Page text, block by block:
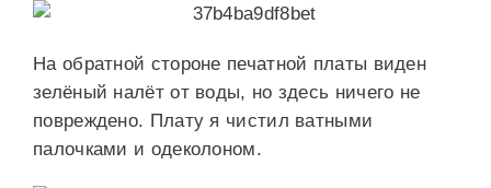
На обратной стороне печатной платы виден
зелёный налёт от воды, но здесь ничего не
повреждено. Плату я чистил ватными
палочками и одеколоном.